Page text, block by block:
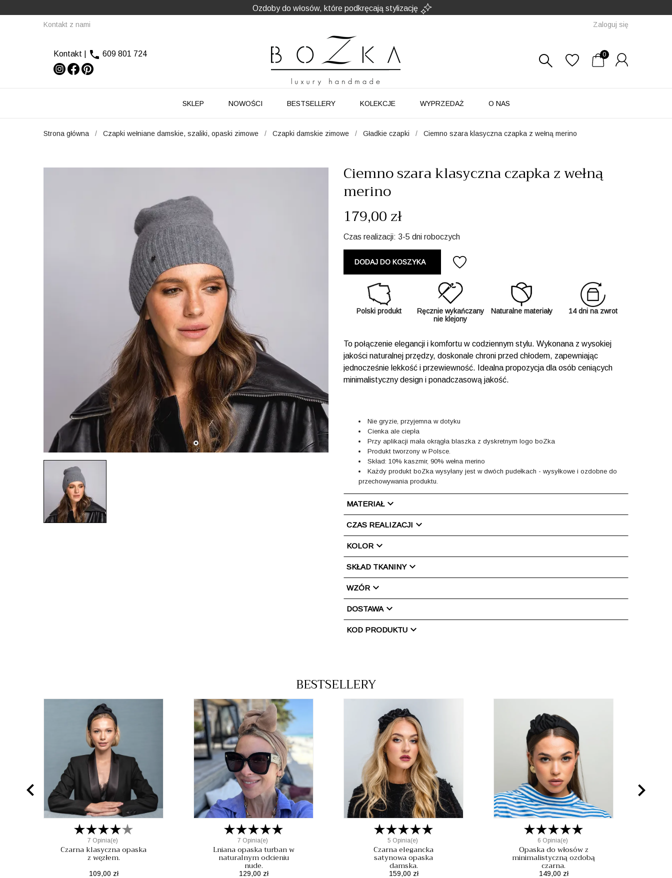
Ozdoby do włosów, które podkręcają stylizację
Twój znak rozpoznawczy. Nie kolejny dodatek
Kontakt z nami Zaloguj się
Kontakt  609 801 724 0
SKLEP NOWOŚCI BESTSELLERY KOLEKCJE WYPRZEDAŻ O NAS
Strona główna Czapki wełniane damskie, szaliki, opaski zimowe Czapki damskie zimowe Gładkie czapki Ciemno szara klasyczna czapka z wełną merino
Ciemno szara klasyczna czapka z wełną
merino
179,00 zł
Czas realizacji: 3-5 dni roboczych
DODAJ DO KOSZYKA
Polski produkt
Ręcznie wykańczany
nie klejony
Naturalne materiały 14 dni na zwrot
To połączenie elegancji i komfortu w codziennym stylu. Wykonana z wysokiej
jakości naturalnej przędzy, doskonale chroni przed chłodem, zapewniając
jednocześnie lekkość i przewiewność. Idealna propozycja dla osób ceniących
minimalistyczny design i ponadczasową jakość.
Nie gryzie, przyjemna w dotyku
Cienka ale ciepła
Przy aplikacji mała okrągła blaszka z dyskretnym logo boZka
Produkt tworzony w Polsce.
Skład: 10% kaszmir, 90% wełna merino
Każdy produkt boZka wysyłany jest w dwóch pudełkach - wysyłkowe i ozdobne do
przechowywania produktu.
MATERIAŁchevron_right
CZAS REALIZACJI chevron_right
KOLORchevron_right
SKŁAD TKANINYchevron_right
WZÓRchevron_right
DOSTAWAchevron_right
KOD PRODUKTU chevron_right
BESTSELLERY
7 Opinia(e)
Czarna klasyczna opaska
z węzłem.
Cena
109,00 zł
7 Opinia(e)
Lniana opaska turban w
naturalnym odcieniu
nude.
Cena
129,00 zł
5 Opinia(e)
Czarna elegancka
satynowa opaska
damska.
Cena
159,00 zł
6 Opinia(e)
Opaska do włosów z
minimalistyczną ozdobą
czarna.
Cena
149,00 zł
 